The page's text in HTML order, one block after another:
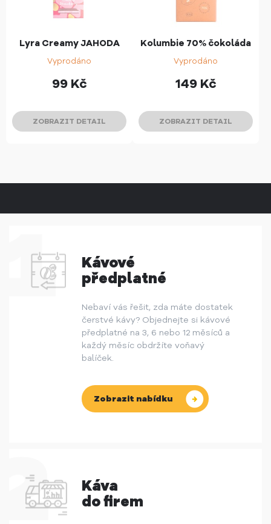
Lyra Creamy JAHODA
Vyprodáno
99 Kč
ZOBRAZIT DETAIL
Kolumbie 70% čokoláda
Vyprodáno
149 Kč
ZOBRAZIT DETAIL
Kávové
předplatné
Nebaví vás řešit, zda máte dostatek
čerstvé kávy? Objednejte si kávové
předplatné na 3, 6 nebo 12 měsíců a
každý měsíc obdržíte voňavý
balíček.
Zobrazit nabídku
Káva
do firem